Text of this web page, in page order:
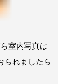
室内写真は
られましたら